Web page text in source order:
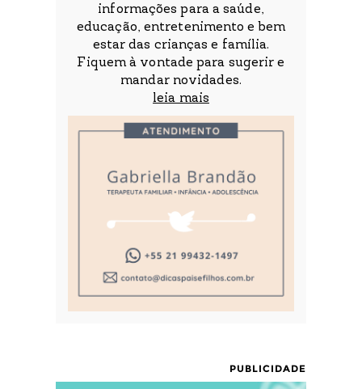
informações para a saúde,
educação, entretenimento e bem
estar das crianças e família.
Fiquem à vontade para sugerir e
mandar novidades.
leia mais
PUBLICIDADE